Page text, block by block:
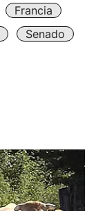
Francia
Senado